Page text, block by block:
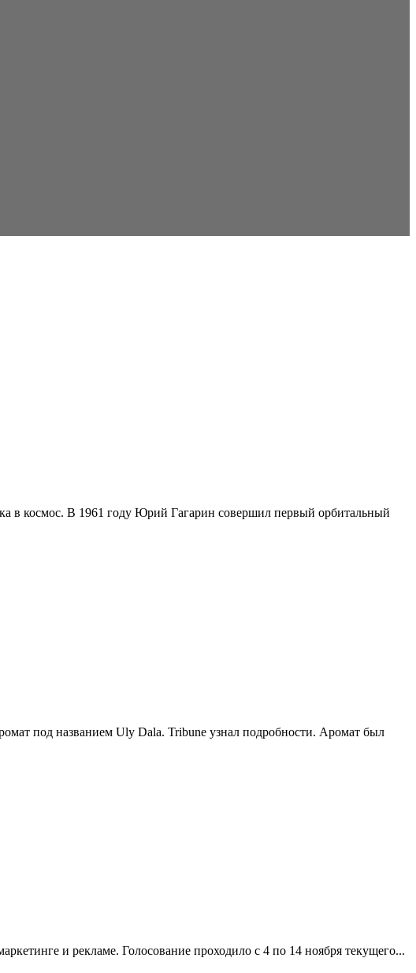
в космос. В 1961 году Юрий Гагарин совершил первый орбитальный
под названием Uly Dala. Tribune узнал подробности. Аромат был
и рекламе. Голосование проходило с 4 по 14 ноября текущего...